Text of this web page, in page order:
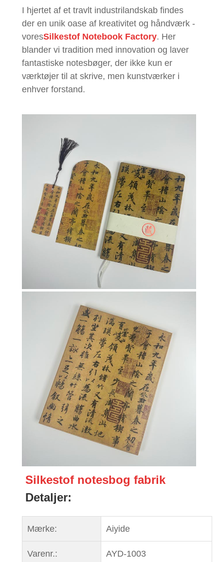
I hjertet af et travlt industrilandskab findes
der en unik oase af kreativitet og håndværk -
voresSilkestof Notebook Factory. Her
blander vi tradition med innovation og laver
fantastiske notesbøger, der ikke kun er
værktøjer til at skrive, men kunstværker i
enhver forstand.
Silkestof notesbog fabrik
Detaljer:
Mærke: Aiyide
Varenr.: AYD-1003